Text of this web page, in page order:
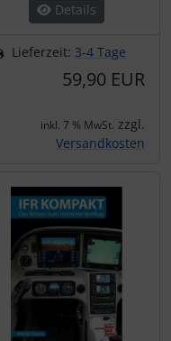
Details
Lieferzeit: 3-4 Tage
59,90 EUR
inkl. 7 % MwSt. zzgl.
Versandkosten